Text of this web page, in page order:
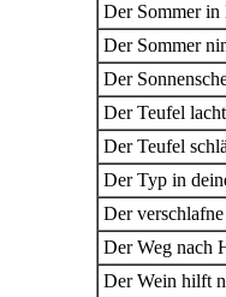
Der Sommer in
Der Sommer
Der
Der Teufel
Der Teufel
Der Typ in
Der verschlafne
Der Weg nach
Der Wein hilft